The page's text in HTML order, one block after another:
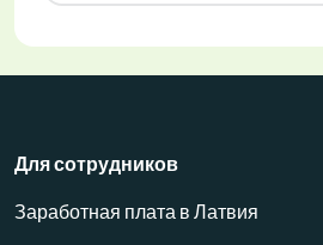
Для сотрудников
Заработная плата в Латвия